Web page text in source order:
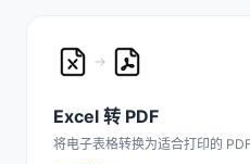
Excel 转 PDF
将电子表格转换为适合打印的 PDF